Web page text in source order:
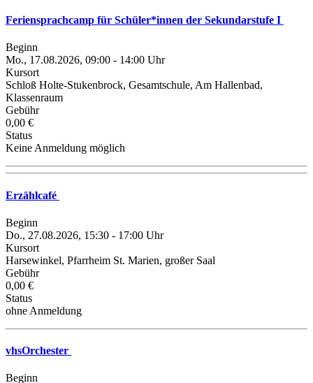
Feriensprachcamp für Schüler*innen der Sekundarstufe I
Beginn
Mo., 17.08.2026, 09:00 - 14:00 Uhr
Kursort
Schloß Holte-Stukenbrock, Gesamtschule, Am Hallenbad,
Klassenraum
Gebühr
0,00 €
Status
Keine Anmeldung möglich
Erzählcafé
Beginn
Do., 27.08.2026, 15:30 - 17:00 Uhr
Kursort
Harsewinkel, Pfarrheim St. Marien, großer Saal
Gebühr
0,00 €
Status
ohne Anmeldung
vhsOrchester
Beginn